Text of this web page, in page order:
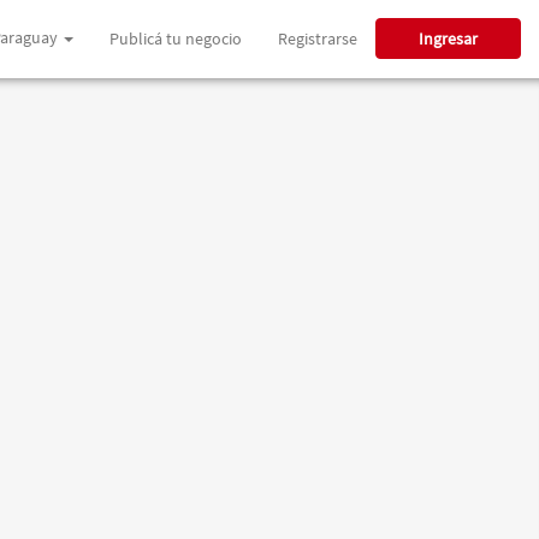
Publicá tu negocio Registrarse Ingresar